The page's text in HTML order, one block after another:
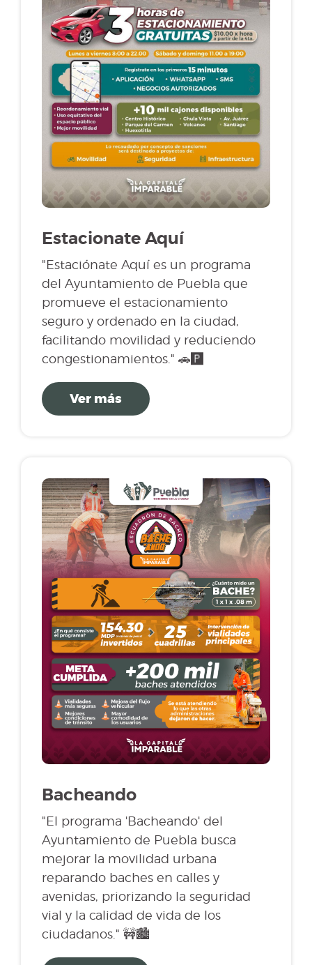
Estacionate Aquí
"Estaciónate Aquí es un programa
del Ayuntamiento de Puebla que
promueve el estacionamiento
seguro y ordenado en la ciudad,
facilitando movilidad y reduciendo
congestionamientos." 🚗🅿️
Ver más
Bacheando
"El programa 'Bacheando' del
Ayuntamiento de Puebla busca
mejorar la movilidad urbana
reparando baches en calles y
avenidas, priorizando la seguridad
vial y la calidad de vida de los
ciudadanos." 🚧🏙️